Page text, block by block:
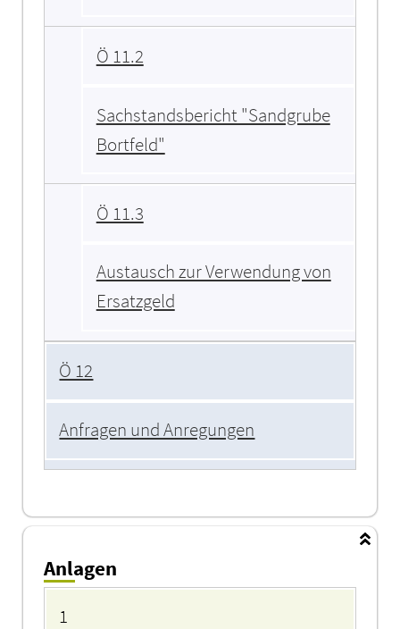
Ö 11.2
Sachstandsbericht "Sandgrube
Bortfeld"
Ö 11.3
Austausch zur Verwendung von
Ersatzgeld
Ö 12
Anfragen und Anregungen
Anlagen
1